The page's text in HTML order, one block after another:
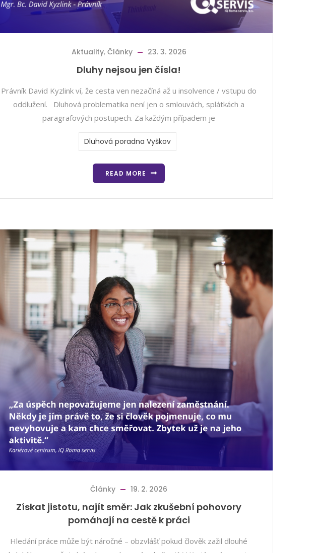
Aktuality, Články 23. 3. 2026
Dluhy nejsou jen čísla!
Právník David Kyzlink ví, že cesta ven nezačíná až u insolvence / vstupu do
oddlužení. Dluhová problematika není jen o smlouvách, splátkách a
paragrafových postupech. Za každým případem je
Dluhová poradna Vyškov
READ MORE
Články 19. 2. 2026
Získat jistotu, najít směr: Jak zkušební pohovory
pomáhají na cestě k práci
Hledání práce může být náročné – obzvlášť pokud člověk zažil dlouhé